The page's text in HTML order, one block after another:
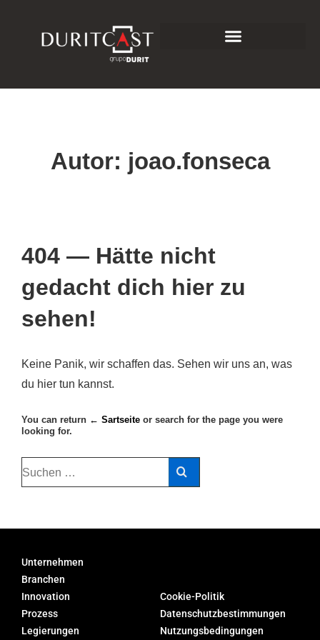
Autor: joao.fonseca
404 — Hätte nicht
gedacht dich hier zu
sehen!
Keine Panik, wir schaffen das. Sehen wir uns an, was
du hier tun kannst.
You can return ← Sartseite or search for the page you were
looking for.
Unternehmen
Branchen
Innovation
Prozess
Legierungen
Cookie-Politik
Datenschutzbestimmungen
Nutzungsbedingungen